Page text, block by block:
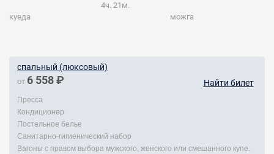
куеда
4ч. 21м.
можга
спальный (люксовый)
от 6 558 ₽ Найти билет
Пресса
Кондиционер
Постельное белье
Санитарно-гигиенический набор
Вагоны с правом выбора мужского, женского или смешанного купе.